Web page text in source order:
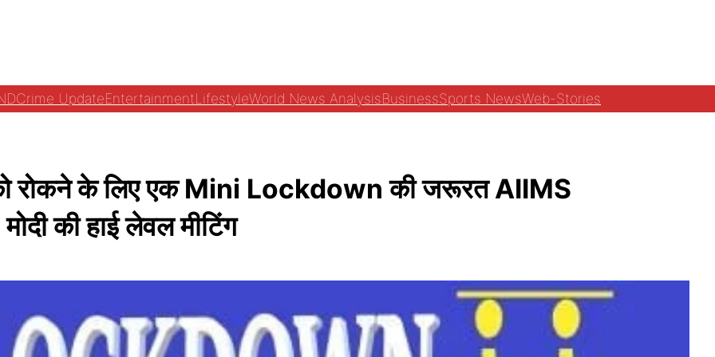
Crime UpdateEntertainmentLifestyleWorld News AnalysisBusinessSports NewsWeb-Stories
रोकने के लिए एक Mini Lockdown की जरूरत AIIMS
की हाई लेवल मीटिंग